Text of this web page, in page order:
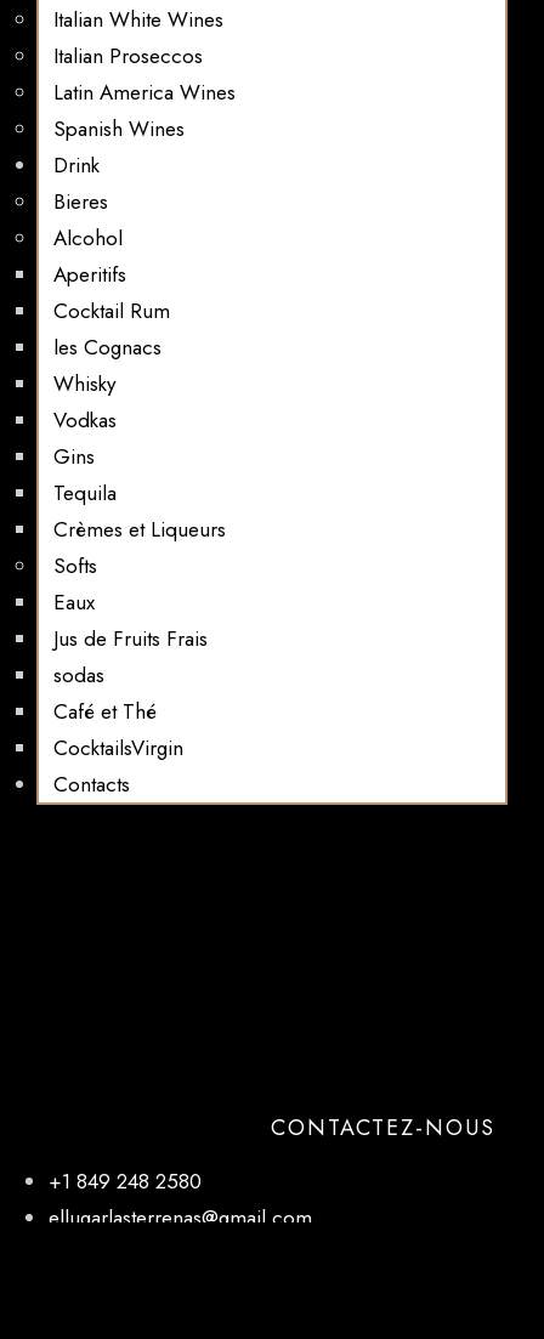
Italian White Wines
Italian Proseccos
Latin America Wines
Spanish Wines
Drink
Bieres
Alcohol
Aperitifs
Cocktail Rum
les Cognacs
Whisky
Vodkas
Gins
Tequila
Crèmes et Liqueurs
Softs
Eaux
Jus de Fruits Frais
sodas
Café et Thé
CocktailsVirgin​
Contacts
CONTACTEZ-NOUS
+1 849 248 2580
ellugarlasterrenas@gmail.com